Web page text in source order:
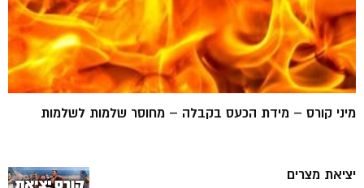
מיני קורס – מידת הכעס בקבלה – מחוסר שלמות לשלמות
יציאת מצרים